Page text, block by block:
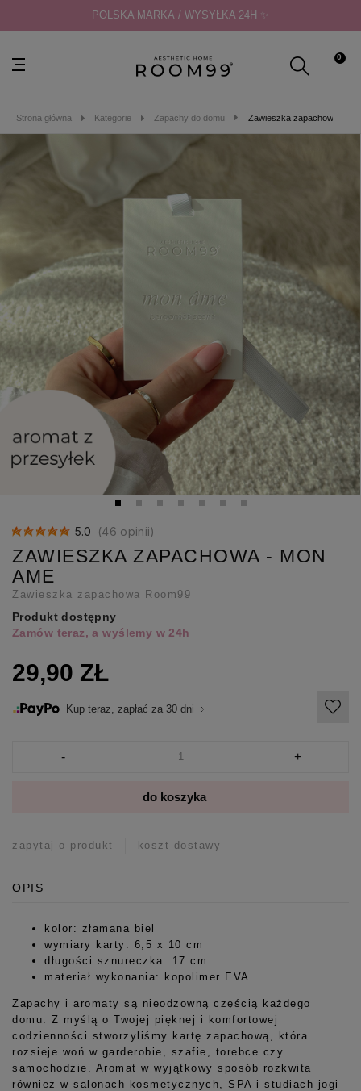
POLSKA MARKA / WYSYŁKA 24H ✨
0
Strona główna Kategorie Zapachy do domu Zawieszka zapachowa -
5.0 (46 opinii)
ZAWIESZKA ZAPACHOWA - MON
AME
Zawieszka zapachowa Room99
Produkt dostępny
Zamów teraz, a wyślemy w 24h
29,90 ZŁ
Kup teraz, zapłać za 30 dni
- +
do koszyka
zapytaj o produkt koszt dostawy
OPIS
kolor: złamana biel
wymiary karty: 6,5 x 10 cm
długości sznureczka: 17 cm
materiał wykonania: kopolimer EVA
Zapachy i aromaty są nieodzowną częścią każdego
domu. Z myślą o Twojej pięknej i komfortowej
codzienności stworzyliśmy kartę zapachową, która
rozsieje woń w garderobie, szafie, torebce czy
samochodzie. Aromat w wyjątkowy sposób rozkwita
również w salonach kosmetycznych, SPA i studiach jogi